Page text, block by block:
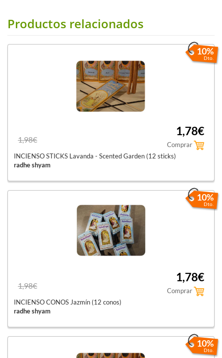
Productos relacionados
10%
Dto.
1,98€
1,78€
Comprar
INCIENSO STICKS Lavanda - Scented Garden (12 sticks)
radhe shyam
10%
Dto.
1,98€
1,78€
Comprar
INCIENSO CONOS Jazmín (12 conos)
radhe shyam
10%
Dto.